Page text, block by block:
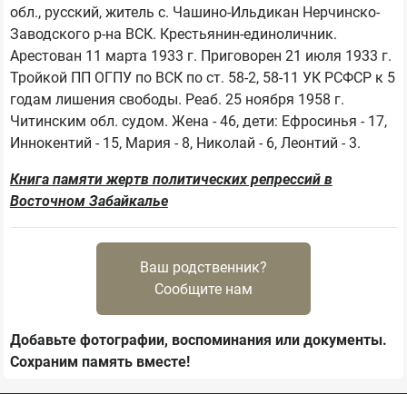
обл., русский, житель с. Чашино-Ильдикан Нерчинско-
Заводского р-на ВСК. Крестьянин-единоличник.
Арестован 11 марта 1933 г. Приговорен 21 июля 1933 г.
Тройкой ПП ОГПУ по ВСК по ст. 58-2, 58-11 УК РСФСР к 5
годам лишения свободы. Реаб. 25 ноября 1958 г.
Читинским обл. судом. Жена - 46, дети: Ефросинья - 17,
Книга памяти жертв политических репрессий в
Восточном Забайкалье
Ваш родственник?
Сообщите нам
Добавьте фотографии, воспоминания или документы.
Сохраним память вместе!